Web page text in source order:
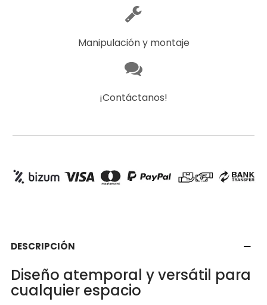
Manipulación y montaje
¡Contáctanos!
DESCRIPCIÓN
Diseño atemporal y versátil para
cualquier espacio